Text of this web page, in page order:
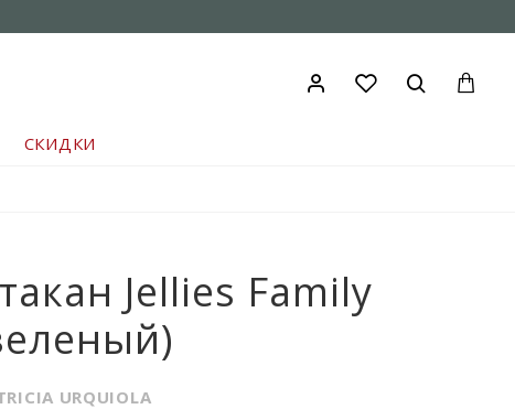
СКИДКИ
Jellies Family
URQUIOLA